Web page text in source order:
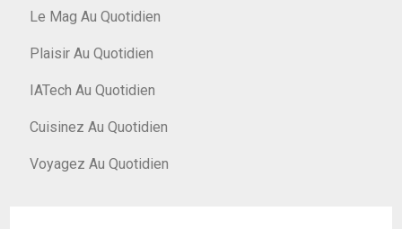
Le Mag Au Quotidien
Plaisir Au Quotidien
IATech Au Quotidien
Cuisinez Au Quotidien
Voyagez Au Quotidien